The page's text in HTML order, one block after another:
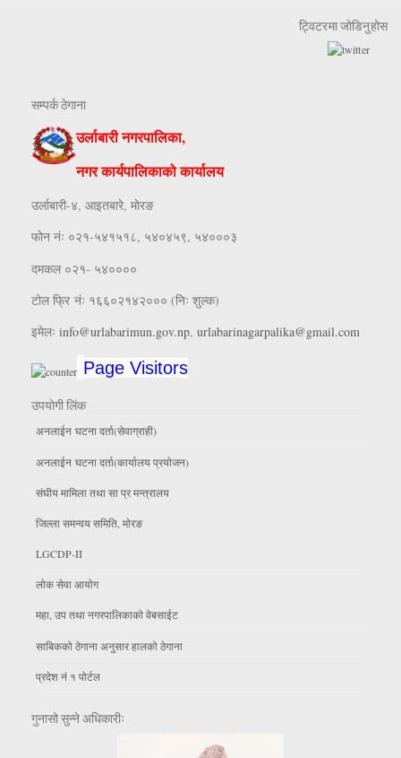
ट्विटरमा जोडिनुहोस
सम्पर्क ठेगाना
उर्लाबारी नगरपालिका,
नगर कार्यपालिकाको कार्यालय
उर्लाबारी-४, आइतबारे, माेरङ
फाेन नंः ०२१-५४१५१८, ५४०४५९, ५४०००३
दमकल ०२१- ५४००००
टोल फ्रि नंः १६६०२१४२००० (निः शुल्क)
इमेलः info@urlabarimun.gov.np, urlabarinagarpalika@gmail.com
Page Visitors
उपयाेगी लिंक
अनलाईन घटना दर्ता(सेवाग्राही)
अनलाईन घटना दर्ता(कार्यालय प्रयाेजन)
संघीय मामिला तथा सा प्र मन्त्रालय
जिल्ला समन्वय समिति, माेरङ
LGCDP-II
लाेक सेवा आयाेग
महा, उप तथा नगरपालिकाकाे वेबसाईट
साबिकको ठेगाना अनुसार हालको ठेगाना
प्रदेश नं १ पोर्टल
गुनासो सुन्ने अधिकारीः